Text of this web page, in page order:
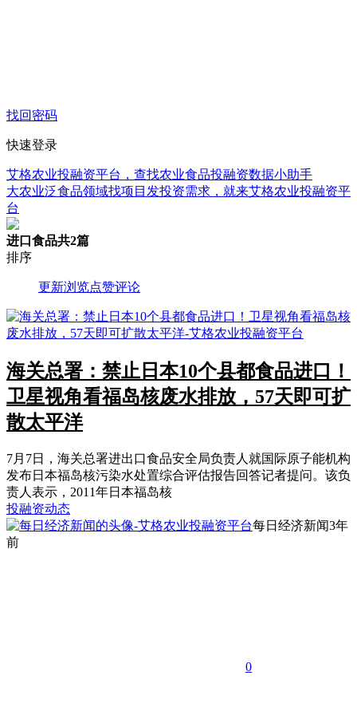
找回密码
快速登录
艾格农业投融资平台，查找农业食品投融资数据小助手
大农业泛食品领域找项目发投资需求，就来艾格农业投融资平
台
进口食品共2篇
排序
更新浏览点赞评论
海关总署：禁止日本10个县都食品进口！
卫星视角看福岛核废水排放，57天即可扩
散太平洋
7月7日，海关总署进出口食品安全局负责人就国际原子能机构
发布日本福岛核污染水处置综合评估报告回答记者提问。该负
责人表示，2011年日本福岛核
投融资动态
每日经济新闻3年
前
0